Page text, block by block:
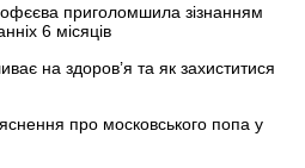
приголомшила зізнанням
6 місяців
на здоров’я та як захиститися
про московського попа у